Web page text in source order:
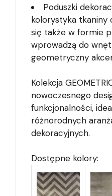
Poduszki
kolorystyka tkaniny
się także w formie
wprowadzą do
geometryczny
Kolekcja
nowoczesnego
funkcjonalności,
różnorodnych
dekoracyjnych.
Dostępne kolory: